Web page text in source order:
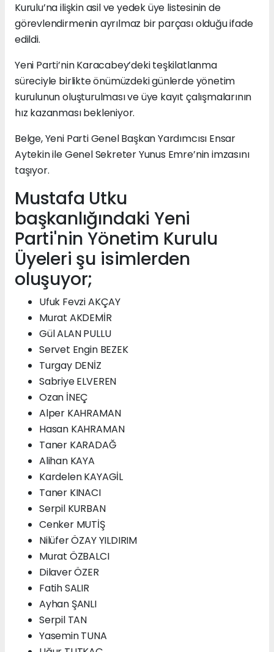
Kurulu’na ilişkin asil ve yedek üye listesinin de
görevlendirmenin ayrılmaz bir parçası olduğu ifade
edildi.
Yeni Parti’nin Karacabey’deki teşkilatlanma
süreciyle birlikte önümüzdeki günlerde yönetim
kurulunun oluşturulması ve üye kayıt çalışmalarının
hız kazanması bekleniyor.
Belge, Yeni Parti Genel Başkan Yardımcısı Ensar
Aytekin ile Genel Sekreter Yunus Emre’nin imzasını
taşıyor.
Mustafa Utku
başkanlığındaki Yeni
Parti'nin Yönetim Kurulu
Üyeleri şu isimlerden
oluşuyor;
Ufuk Fevzi AKÇAY
Murat AKDEMİR
Gül ALAN PULLU
Servet Engin BEZEK
Turgay DENİZ
Sabriye ELVEREN
Ozan İNEÇ
Alper KAHRAMAN
Hasan KAHRAMAN
Taner KARADAĞ
Alihan KAYA
Kardelen KAYAGİL
Taner KINACI
Serpil KURBAN
Cenker MUTİŞ
Nilüfer ÖZAY YILDIRIM
Murat ÖZBALCI
Dilaver ÖZER
Fatih SALIR
Ayhan ŞANLI
Serpil TAN
Yasemin TUNA